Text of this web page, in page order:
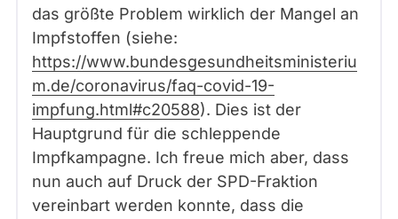
das größte Problem wirklich der Mangel an
Impfstoffen (siehe:
https://www.bundesgesundheitsministeriu
m.de/coronavirus/faq-covid-19-
impfung.html#c20588). Dies ist der
Hauptgrund für die schleppende
Impfkampagne. Ich freue mich aber, dass
nun auch auf Druck der SPD-Fraktion
vereinbart werden konnte, dass die